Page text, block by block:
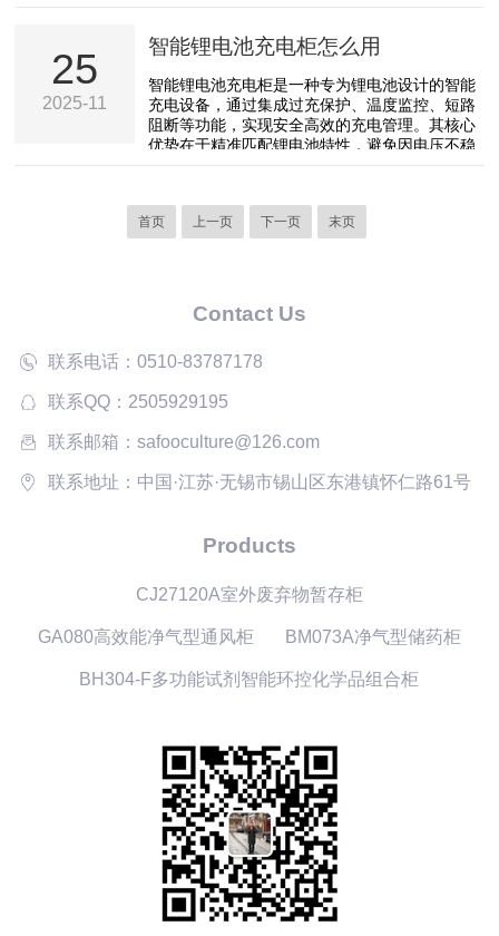
柜体采用了高强度的防爆材料制作，能够承受一
内配备了气体泄漏检测传感器、自动报警装置等
设备，能够实时监测柜内气体的浓度，一旦检测
到气体泄漏，立即发出警报，并采取相应的措
施，如自动关闭气源、...
25
2025-11
智能锂电池充电柜怎么用
智能锂电池充电柜是一种专为锂电池设计的智能
充电设备，通过集成过充保护、温度监控、短路
阻断等功能，实现安全高效的充电管理。其核心
优势在于精准匹配锂电池特性，避免因电压不稳
氧树脂静电喷涂②时控自动排风③温湿度、烟感
智能联动监测，预留消防喷淋或小型灭火器接入
⑥低噪音进口风机...
首页 上一页 下一页 末页
Contact Us
联系电话：0510-83787178
联系QQ：2505929195
联系邮箱：safooculture@126.com
联系地址：中国·江苏·无锡市锡山区东港镇怀仁路61号
Products
CJ27120A室外废弃物暂存柜
GA080高效能净气型通风柜 BM073A净气型储药柜
BH304-F多功能试剂智能环控化学品组合柜